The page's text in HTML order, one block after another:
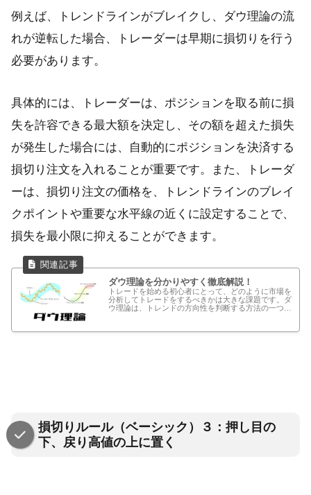
例えば、トレンドラインがブレイクし、ダウ理論の流
れが逆転した場合、トレーダーは早期に損切りを行う
必要があります。
具体的には、トレーダーは、ポジションを取る前に損
失を許容できる最大額を決定し、その額を超えた損失
が発生した場合には、自動的にポジションを決済する
損切り注文を入れることが重要です。また、トレーダ
ーは、損切り注文の価格を、トレンドラインのブレイ
クポイントや重要な水平線の近くに設定することで、
損失を最小限に抑えることができます。
ダウ理論を分かりやすく徹底解説！
トレードを始める初心者にとって、どのように市場を
分析してトレードをするべきかは大きな課題です。ダ
ウ理論は、トレンドの方向性を判断する方法の一つで
ォ...
損切りルール（ベーシック）３：押し目の
下、戻り高値の上に置く